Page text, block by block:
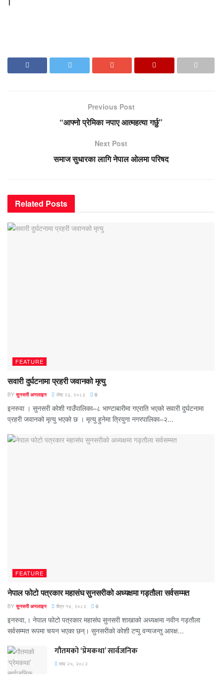
Previous Post
“आफ्नो प्रेमिका नपाए आत्महत्या गर्छु”
Next Post
समाज सुधारका लागि नेपाल ओलमा परिषद
Related Posts
FEATURE
सवारी दुर्घटनामा प्रहरी जवानको मृत्यु
BY सुनसरी अनलाइन जेष्ठ २३, २०८३ 0
इनरुवा । सुनसरी कोशी गाउँपालिका–८ भाण्टाबारीमा गएराति भएको सवारी दुर्घटनामा
प्रहरी जवानको मृत्यु भएको छ । मृत्यु हुनेमा त्रियुगा नगरपालिका–२...
FEATURE
नेपाल फोटो पत्रकार महासंघ सुनसरीको अध्यक्षमा गड्ताैला सर्वसम्मत
BY सुनसरी अनलाइन चैत्र १४, २०८२ 0
इनरुवा,। नेपाल फोटो पत्रकार महासंघ सुनसरी शाखाको अध्यक्षमा नवीन गड्ताैला
सर्वसम्मत रूपमा चयन भएका छन्। सुनसरीको काेशी टप्पु वन्यजन्तु आरक्ष...
गौतमको ‘प्रेमकथा’ सार्वजनिक
माघ २५, २०८२